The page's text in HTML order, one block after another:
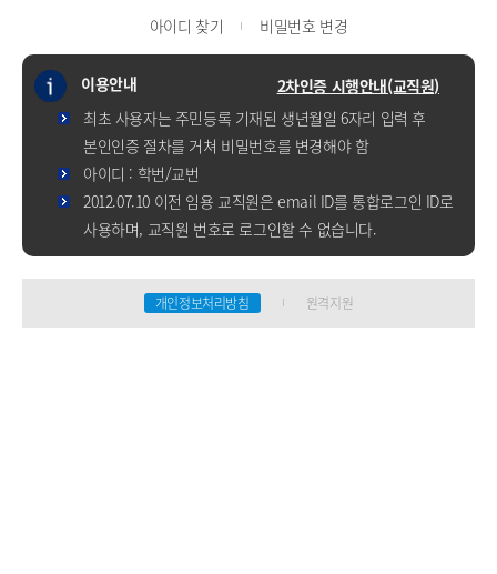
아이디 찾기
비밀번호 변경
이용안내
2차인증 시행안내(교직원)
최초 사용자는 주민등록 기재된 생년월일 6자리 입력 후
본인인증 절차를 거쳐 비밀번호를 변경해야 함
아이디 : 학번/교번
2012.07.10 이전 임용 교직원은 email ID를 통합로그인 ID로
사용하며, 교직원 번호로 로그인할 수 없습니다.
개인정보처리방침 원격지원